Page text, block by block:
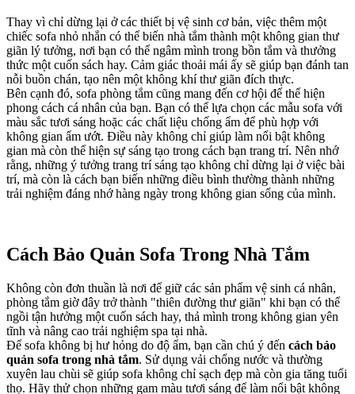
Thay vì chỉ dừng lại ở các thiết bị vệ sinh cơ bản, việc thêm một
chiếc sofa nhỏ nhắn có thể biến nhà tắm thành một không gian thư
giãn lý tưởng, nơi bạn có thể ngâm mình trong bồn tắm và thưởng
thức một cuốn sách hay. Cảm giác thoải mái ấy sẽ giúp bạn đánh tan
nỗi buồn chán, tạo nên một không khí thư giãn đích thực.
Bên cạnh đó, sofa phòng tắm cũng mang đến cơ hội để thể hiện
phong cách cá nhân của bạn. Bạn có thể lựa chọn các mẫu sofa với
màu sắc tươi sáng hoặc các chất liệu chống ẩm để phù hợp với
không gian ẩm ướt. Điều này không chỉ giúp làm nổi bật không
gian mà còn thể hiện sự sáng tạo trong cách bạn trang trí. Nên nhớ
rằng, những ý tưởng trang trí sáng tạo không chỉ dừng lại ở việc bài
trí, mà còn là cách bạn biến những điều bình thường thành những
trải nghiệm đáng nhớ hàng ngày trong không gian sống của mình.
Cách Bảo Quản Sofa Trong Nhà Tắm
Không còn đơn thuần là nơi để giữ các sản phẩm vệ sinh cá nhân,
phòng tắm giờ đây trở thành "thiên đường thư giãn" khi bạn có thể
ngồi tận hưởng một cuốn sách hay, thả mình trong không gian yên
tĩnh và nâng cao trải nghiệm spa tại nhà.
Để sofa không bị hư hỏng do độ ẩm, bạn cần chú ý đến cách bảo
quản sofa trong nhà tắm. Sử dụng vải chống nước và thường
xuyên lau chùi sẽ giúp sofa không chỉ sạch đẹp mà còn gia tăng tuổi
thọ. Hãy thử chọn những gam màu tươi sáng để làm nổi bật không